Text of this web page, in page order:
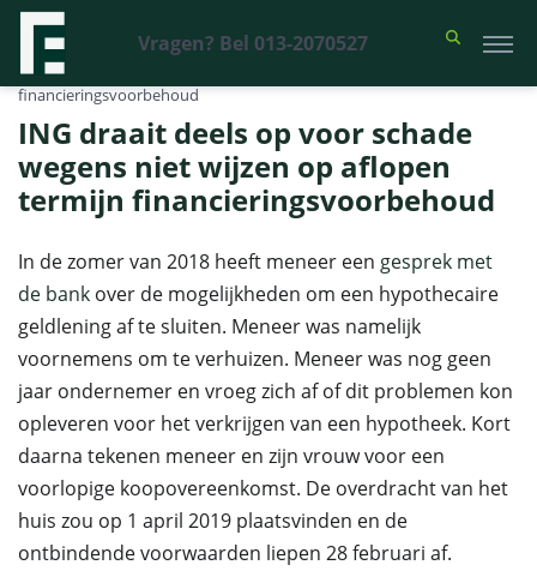
Vragen? Bel 013-2070527
Financieel Recht Advocaten >Uitspraken>ING draait deels op voor
schade wegens niet wijzen op aflopen termijn
financieringsvoorbehoud
ING draait deels op voor schade
wegens niet wijzen op aflopen
termijn financieringsvoorbehoud
In de zomer van 2018 heeft meneer een gesprek met
de bank over de mogelijkheden om een hypothecaire
geldlening af te sluiten. Meneer was namelijk
voornemens om te verhuizen. Meneer was nog geen
jaar ondernemer en vroeg zich af of dit problemen kon
opleveren voor het verkrijgen van een hypotheek. Kort
daarna tekenen meneer en zijn vrouw voor een
voorlopige koopovereenkomst. De overdracht van het
huis zou op 1 april 2019 plaatsvinden en de
ontbindende voorwaarden liepen 28 februari af.